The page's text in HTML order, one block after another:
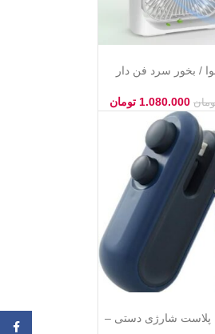
/ بخور سرد فن دار
1.080.000 تومان
پلاست شارژی دستی –
فیس